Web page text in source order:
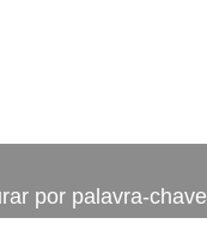
por palavra-chave